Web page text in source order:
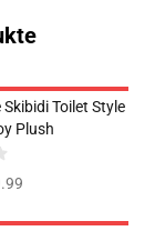
Toilet Style
Plush